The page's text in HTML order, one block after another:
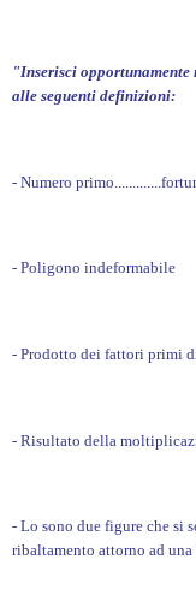
"Inserisci opportunamente
alle seguenti definizioni:
- Numero
- Poligono indeformabile
- Prodotto dei fattori primi
- Risultato della
- Lo sono due figure che si
ribaltamento attorno ad